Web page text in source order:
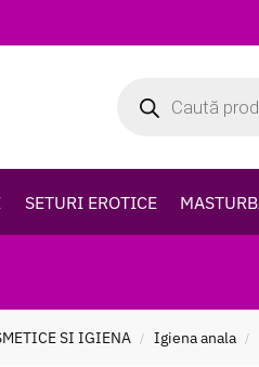
SETURI EROTICE
SI IGIENA / Igiena anala /